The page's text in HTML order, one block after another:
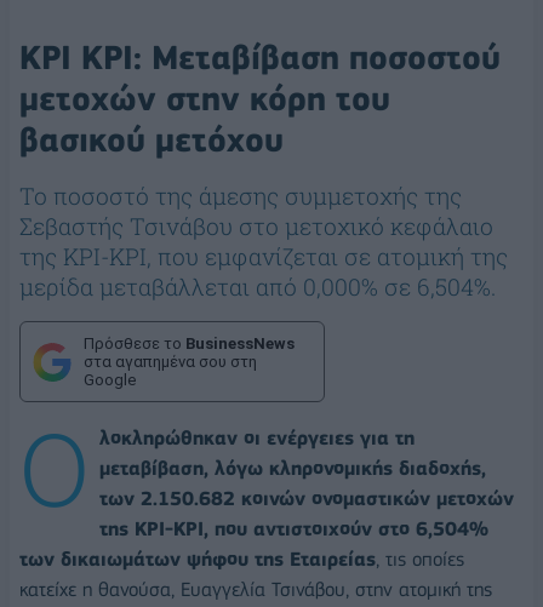
ΚΡΙ ΚΡΙ: Μεταβίβαση ποσοστού
μετοχών στην κόρη του
βασικού μετόχου
Το ποσοστό της άμεσης συμμετοχής της
Σεβαστής Τσινάβου στο μετοχικό κεφάλαιο
της ΚΡΙ-ΚΡΙ, που εμφανίζεται σε ατομική της
μερίδα μεταβάλλεται από 0,000% σε 6,504%.
Πρόσθεσε το BusinessNews
στα αγαπημένα σου στη
Google
Ο
λοκληρώθηκαν οι ενέργειες για τη
μεταβίβαση, λόγω κληρονομικής διαδοχής,
των 2.150.682 κοινών ονομαστικών μετοχών
της ΚΡΙ-ΚΡΙ, που αντιστοιχούν στο 6,504%
των δικαιωμάτων ψήφου της Εταιρείας, τις οποίες
κατείχε η θανούσα, Ευαγγελία Τσινάβου, στην ατομική της